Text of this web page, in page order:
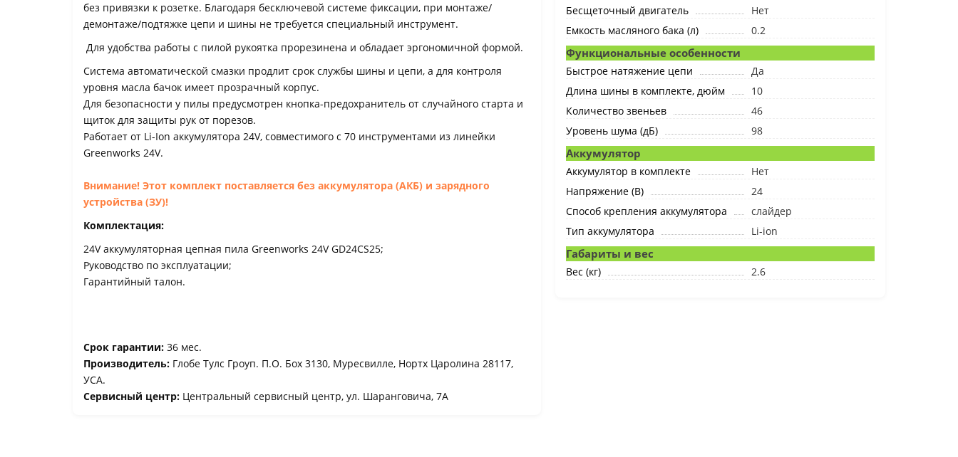
без привязки к розетке. Благодаря бесключевой системе фиксации, при монтаже/
демонтаже/подтяжке цепи и шины не требуется специальный инструмент.
Для удобства работы с пилой рукоятка прорезинена и обладает эргономичной формой.
Система автоматической смазки продлит срок службы шины и цепи, а для контроля
уровня масла бачок имеет прозрачный корпус.
Для безопасности у пилы предусмотрен кнопка-предохранитель от случайного старта и
щиток для защиты рук от порезов.
Работает от Li-Ion аккумулятора 24V, совместимого с 70 инструментами из линейки
Greenworks 24V.
Внимание! Этот комплект поставляется без аккумулятора (АКБ) и зарядного
устройства (ЗУ)!
Комплектация:
24V аккумуляторная цепная пила Greenworks 24V GD24CS25;
Руководство по эксплуатации;
Гарантийный талон.
Срок гарантии: 36 мес.
Производитель: Глобе Тулс Гроуп. П.О. Боx 3130, Муресвилле, Нортх Царолина 28117,
УСА.
Сервисный центр: Центральный сервисный центр, ул. Шаранговича, 7А
Бесщеточный двигатель
Нет
Емкость масляного бака (л)
0.2
Функциональные особенности
Быстрое натяжение цепи
Да
Длина шины в комплекте, дюйм
10
Количество звеньев
46
Уровень шума (дБ)
98
Аккумулятор
Аккумулятор в комплекте
Нет
Напряжение (В)
24
Способ крепления аккумулятора
слайдер
Тип аккумулятора
Li-ion
Габариты и вес
Вес (кг) 2.6